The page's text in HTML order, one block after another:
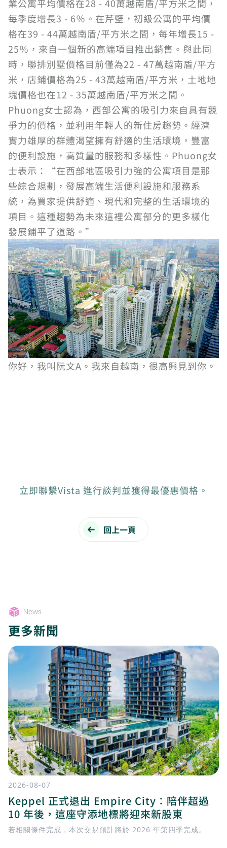
業公寓平均價格在28 - 40萬越南盾/平方米之間，
每季度增長3 - 6％。在芹壁，初級公寓的平均價
格在39 - 44萬越南盾/平方米之間，每年增長15 -
25％，來自一個新的高端項目推出銷售。與此同
時，聯排別墅價格目前僅為22 - 47萬越南盾/平方
米，店鋪價格為25 - 43萬越南盾/平方米，土地地
塊價格也在12 - 35萬越南盾/平方米之間。
Phuong女士認為，西部公寓的吸引力來自具有競
爭力的價格，並利用年輕人的新住房趨勢。經濟
實力雄厚的群體渴望擁有舒適的生活環境，豐富
的便利設施，高質量的服務和多樣性。Phuong女
士表示：“在西部地區吸引力強的公寓項目是那
些綜合規劃，發展高端生活便利設施和服務系
統，為買家提供舒適、現代和完整的生活環境的
項目。這種趨勢為未來這裡公寓部分的更多樣化
發展鋪平了道路。”
你好，我叫阮文A。我來自越南，很高興見到你。
立即聯繫Vista 進行談判並獲得最優惠價格。
回上一頁
News
更多新聞
2026-08-07
Keppel 正式退出 Empire City：陪伴超過
10 年後，這座守添地標將迎來新股東
若相關條件完成，本次交易預計將於 2026 年第四季完成。